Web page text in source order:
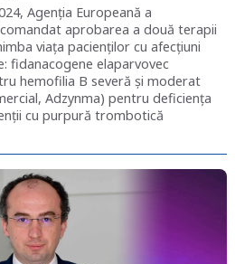
Agenția Europeană a
aprobarea a două terapii
viața pacienților cu afecțiuni
fidanacogene elaparvovec
hemofilia B severă și moderat
Adzynma) pentru deficiența
cu purpură trombotică